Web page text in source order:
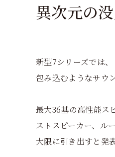
異次元の
新型7シリーズでは
包み込むようなサウ
最大36基の高性能ス
ストスピーカー、ル
大限に引き出すと発